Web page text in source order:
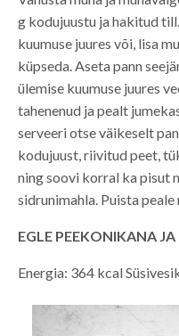
g kodujuustu ja hakitud
kuumuse juures või, lisa
küpseda. Aseta pann
ülemise kuumuse juures
tahenenud ja pealt
serveeri otse väikeselt
kodujuust, riivitud peet,
ning soovi korral ka pisut
sidrunimahla. Puista
EGLE PEEKONIKANA
Energia: 364 kcal